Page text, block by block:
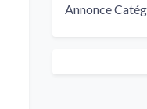
Annonce